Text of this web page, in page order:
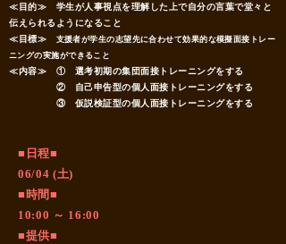
≪目的≫ 学生が人事視点を理解した上で自分の言葉で堂々と
伝えられるようになること
≪目標≫ 支援者が学生の志望先に合わせて効果的な模擬面接トレー
ニングの実施ができること
≪内容≫ ① 選考初期の集団面接トレーニングをする
② 自己申告型の個人面接トレーニングをする
③ 仮説検証型の個人面接トレーニングをする
​■日程■
06/04 (土)
■時間■
10:00 ～ 16:00
■提供■